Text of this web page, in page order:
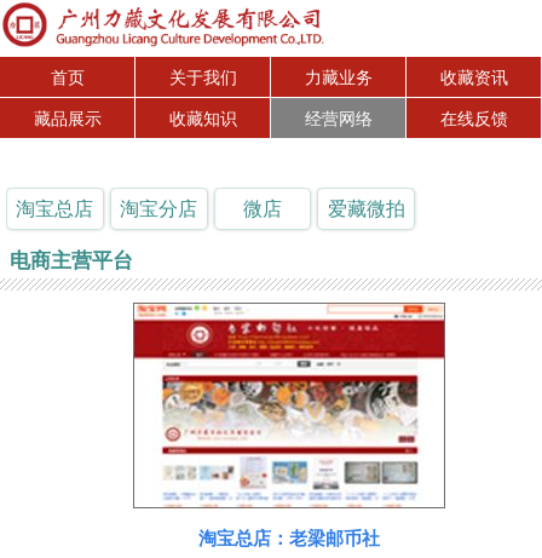
首页 关于我们 力藏业务
收藏资讯
藏品展示
收藏知识 经营网络 在线反馈
淘宝总店 淘宝分店 微店 爱藏微拍
电商主营平台
淘宝总店：老梁邮币社